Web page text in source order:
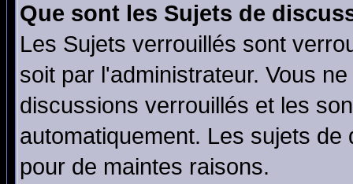
Que sont les Sujets de
Les Sujets verrouillés sont
soit par l'administrateur. Vous
discussions verrouillés et les
automatiquement. Les sujets
pour de maintes raisons.